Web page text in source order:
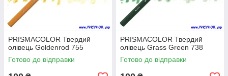
PRISMACOLOR Твердий
олівець Goldenrod 755
Готово до відправки
PRISMACOLOR Твердий
олівець Grass Green 738
Готово до відправки